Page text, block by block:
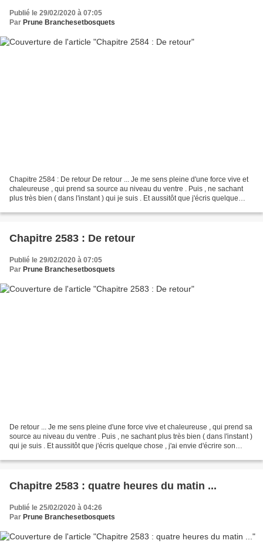
Publié le 29/02/2020 à 07:05
Par Prune Branchesetbosquets
Chapitre 2584 : De retour De retour ... Je me sens pleine d'une force vive et
chaleureuse , qui prend sa source au niveau du ventre . Puis , ne sachant
plus très bien ( dans l'instant ) qui je suis . Et aussitôt que j'écris quelque
Chapitre 2583 : De retour
Publié le 29/02/2020 à 07:05
Par Prune Branchesetbosquets
De retour ... Je me sens pleine d'une force vive et chaleureuse , qui prend sa
source au niveau du ventre . Puis , ne sachant plus très bien ( dans l'instant )
qui je suis . Et aussitôt que j'écris quelque chose , j'ai envie d'écrire son
Chapitre 2583 : quatre heures du matin ...
Publié le 25/02/2020 à 04:26
Par Prune Branchesetbosquets